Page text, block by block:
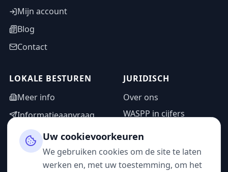
Mijn account
Blog
Contact
LOKALE BESTUREN
Meer info
Informatieaanvraag
Adminzone
JURIDISCH
Over ons
WASPP in cijfers
Privacybeleid
Gebruiksvoorwaarden
Uw cookievoorkeuren
We gebruiken cookies om de site te laten
werken en, met uw toestemming, om het